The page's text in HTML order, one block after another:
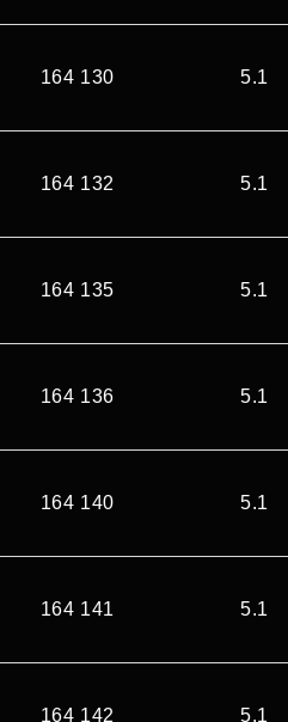
164 130 5.1
164 132 5.1
164 135 5.1
164 136 5.1
164 140 5.1
164 141 5.1
164 142 5.1